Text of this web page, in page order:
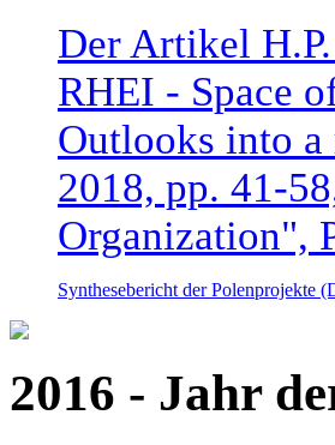
Der Artikel
RHEI - Space
Outlooks into
2018, pp. 41-
Organization",
Synthesebericht der Polenprojekte
2016 - Jahr